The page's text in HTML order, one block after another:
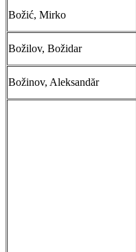
Božić, Mirko
Božilov, Božidar
Božinov, Aleksandăr